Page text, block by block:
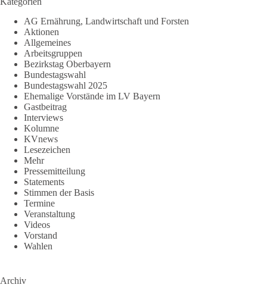
AG Ernährung, Landwirtschaft und Forsten
Aktionen
Allgemeines
Arbeitsgruppen
Bezirkstag Oberbayern
Bundestagswahl
Bundestagswahl 2025
Ehemalige Vorstände im LV Bayern
Gastbeitrag
Interviews
Kolumne
KVnews
Lesezeichen
Mehr
Pressemitteilung
Statements
Stimmen der Basis
Termine
Veranstaltung
Videos
Vorstand
Wahlen
Archiv